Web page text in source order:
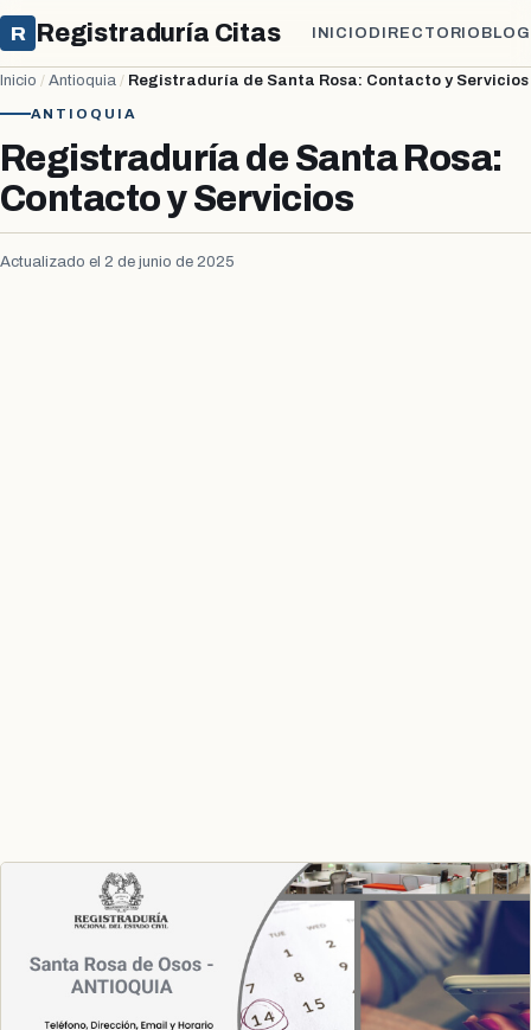
R Registraduría Citas INICIO DIRECTORIO BLOG
Inicio / Antioquia / Registraduría de Santa Rosa: Contacto y Servicios
ANTIOQUIA
Registraduría de Santa Rosa:
Contacto y Servicios
Actualizado el 2 de junio de 2025